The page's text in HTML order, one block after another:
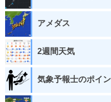
アメダス
2週間天気
気象予報士のポイ